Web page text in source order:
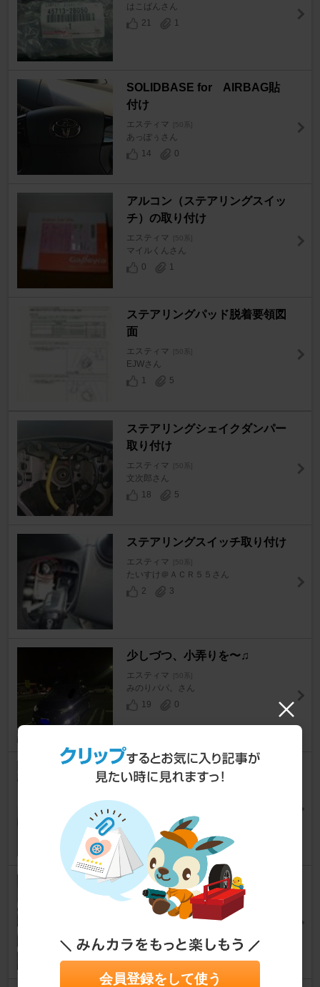
はこばんさん
21
1
SOLIDBASE for AIRBAG貼
付け
エスティマ [50系]
あっぽぅさん
14
0
アルコン（ステアリングスイッ
チ）の取り付け
エスティマ [50系]
マイルくんさん
0
1
ステアリングパッド脱着要領図
面
エスティマ [50系]
EJWさん
1
5
ステアリングシェイクダンパー
取り付け
エスティマ [50系]
文次郎さん
18
5
ステアリングスイッチ取り付け
エスティマ [50系]
たいすけ＠ＡＣＲ５５さん
2
3
少しづつ、小弄りを〜♫
エスティマ [50系]
みのりパパ。さん
19
0
ステアリングスイッチ その
１ 今日はなんなんだよー！編
エスティマ
ren ayaさん
1
86ディマースイッチ交換 移植
からの戻し編
[50系]
18
0
会員登録をして使う